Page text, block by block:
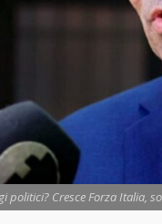
politici? Cresce Forza Italia,